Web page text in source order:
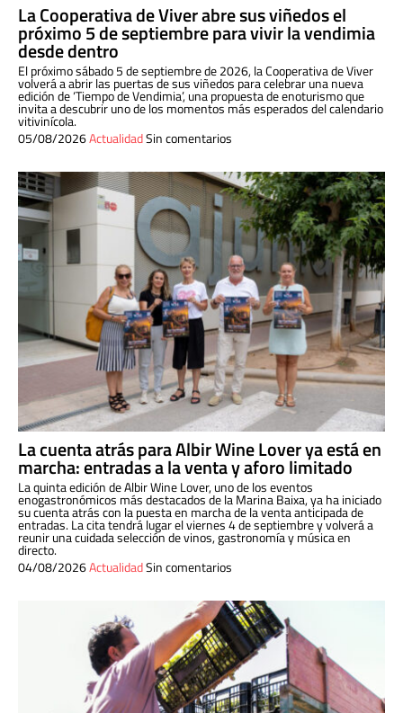
La Cooperativa de Viver abre sus viñedos el
próximo 5 de septiembre para vivir la vendimia
desde dentro
El próximo sábado 5 de septiembre de 2026, la Cooperativa de Viver
volverá a abrir las puertas de sus viñedos para celebrar una nueva
edición de ‘Tiempo de Vendimia’, una propuesta de enoturismo que
invita a descubrir uno de los momentos más esperados del calendario
vitivinícola.
05/08/2026ActualidadSin comentarios
La cuenta atrás para Albir Wine Lover ya está en
marcha: entradas a la venta y aforo limitado
La quinta edición de Albir Wine Lover, uno de los eventos
enogastronómicos más destacados de la Marina Baixa, ya ha iniciado
su cuenta atrás con la puesta en marcha de la venta anticipada de
entradas. La cita tendrá lugar el viernes 4 de septiembre y volverá a
reunir una cuidada selección de vinos, gastronomía y música en
directo.
04/08/2026ActualidadSin comentarios